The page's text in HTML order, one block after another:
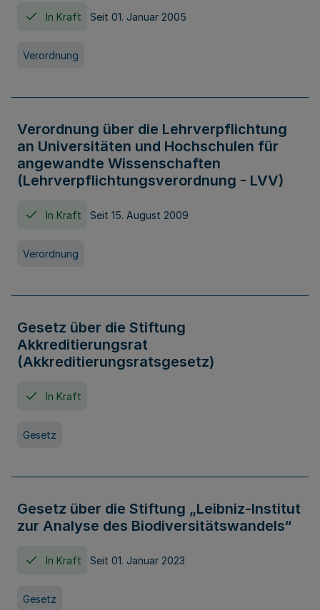
In Kraft Seit 01. Januar 2005
Verordnung
Verordnung über die Lehrverpflichtung
an Universitäten und Hochschulen für
angewandte Wissenschaften
(Lehrverpflichtungsverordnung - LVV)
In Kraft Seit 15. August 2009
Verordnung
Gesetz über die Stiftung
Akkreditierungsrat
(Akkreditierungsratsgesetz)
In Kraft
Gesetz
Gesetz über die Stiftung „Leibniz-Institut
zur Analyse des Biodiversitätswandels“
In Kraft Seit 01. Januar 2023
Gesetz